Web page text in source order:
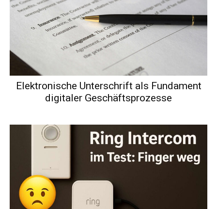
Elektronische Unterschrift als Fundament
digitaler Geschäftsprozesse